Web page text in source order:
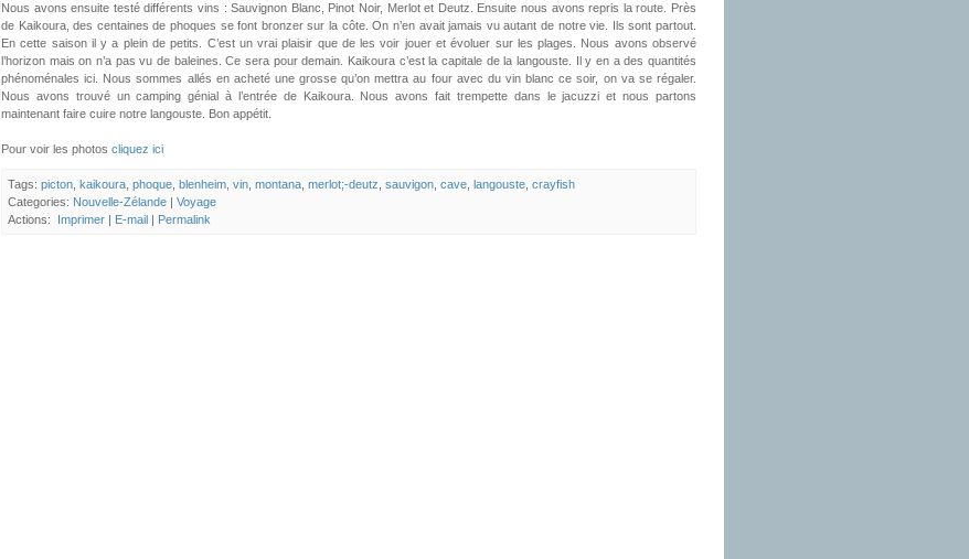
Nous avons ensuite testé différents vins : Sauvignon Blanc, Pinot Noir, Merlot et Deutz. Ensuite nous avons repris la route. Près
de Kaikoura, des centaines de phoques se font bronzer sur la côte. On n’en avait jamais vu autant de notre vie. Ils sont partout.
En cette saison il y a plein de petits. C’est un vrai plaisir que de les voir jouer et évoluer sur les plages. Nous avons observé
l’horizon mais on n’a pas vu de baleines. Ce sera pour demain. Kaikoura c’est la capitale de la langouste. Il y en a des quantités
phénoménales ici. Nous sommes allés en acheté une grosse qu’on mettra au four avec du vin blanc ce soir, on va se régaler.
Nous avons trouvé un camping génial à l’entrée de Kaikoura. Nous avons fait trempette dans le jacuzzi et nous partons
maintenant faire cuire notre langouste. Bon appétit.
Pour voir les photos cliquez ici
Tags: picton kaikoura phoque blenheim vin montana merlot;-deutz sauvigon cave langouste crayfish
Categories: Nouvelle-Zélande | Voyage
Actions: Imprimer | E-mail | Permalink